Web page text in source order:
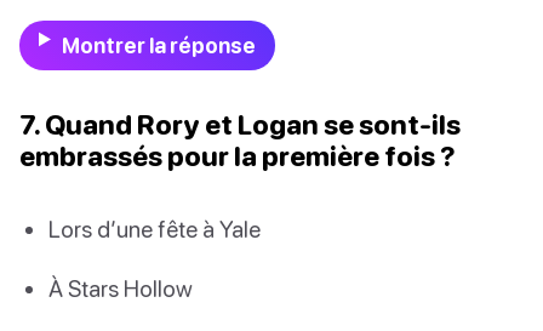
Montrer la réponse
7. Quand Rory et Logan se sont-ils
embrassés pour la première fois ?
Lors d’une fête à Yale
À Stars Hollow